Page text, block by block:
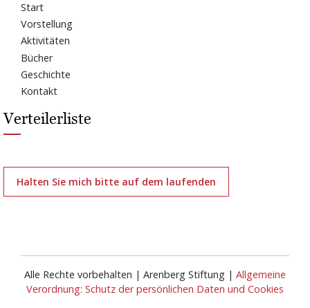
Start
Vorstellung
Aktivitäten
Bücher
Geschichte
Kontakt
Verteilerliste
Halten Sie mich bitte auf dem laufenden
Alle Rechte vorbehalten | Arenberg Stiftung | Allgemeine
Verordnung: Schutz der persönlichen Daten und Cookies